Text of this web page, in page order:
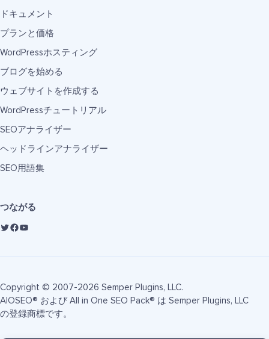
ドキュメント
プランと価格
WordPressホスティング
ブログを始める
ウェブサイトを作成する
WordPressチュートリアル
SEOアナライザー
ヘッドラインアナライザー
SEO用語集
つながる
Copyright © 2007-2026 Semper Plugins, LLC.
AIOSEO® および All in One SEO Pack® は Semper Plugins, LLC
の登録商標です。